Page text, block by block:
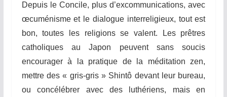
Depuis le Concile, plus d’excommunications, avec
œcuménisme et le dialogue interreligieux, tout est
bon, toutes les religions se valent. Les prêtres
catholiques au Japon peuvent sans soucis
encourager à la pratique de la méditation zen,
mettre des « gris-gris » Shintô devant leur bureau,
ou concélébrer avec des luthériens, mais en